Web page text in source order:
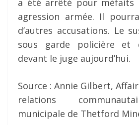
a été arrêté pour méfaits
agression armée. Il
d’autres accusations. Le
sous garde policière et
devant le juge aujourd’hui.
Source : Annie Gilbert,
relations
municipale de Thetford